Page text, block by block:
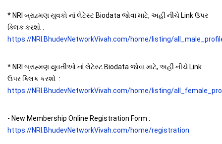
* NRI બ્રાહ્મણ યુવકો નાં લેટેસ્ટ Biodata જોવા માટે, અહીં નીચે Link ઉપર
ક્લિક કરશો :
https://NRI.BhudevNetworkVivah.com/home/listing/
* NRI બ્રાહ્મણ યુવતીઓ નાં લેટેસ્ટ Biodata જોવા માટે, અહીં નીચે Link
ઉપર ક્લિક કરશો :
https://NRI.BhudevNetworkVivah.com/home/listing/
- New Membership Online Registration Form :
https://NRI.BhudevNetworkVivah.com/home/registration